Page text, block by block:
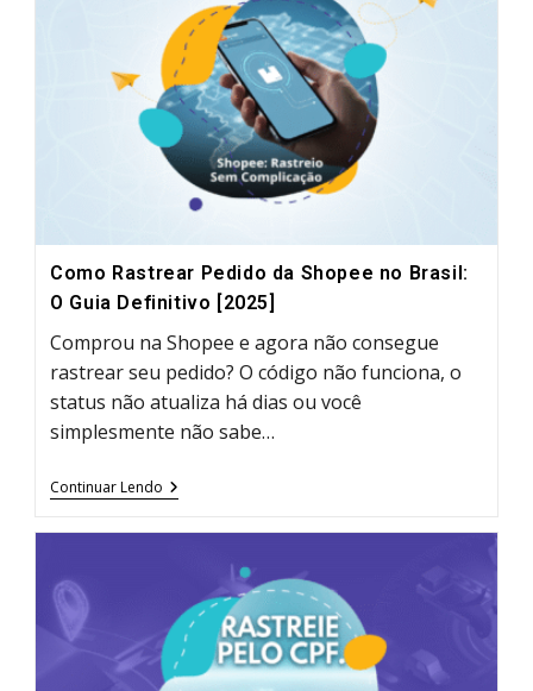
Definitivo
Da
Alfândega
À
Entrega
Como Rastrear Pedido da Shopee no Brasil:
O Guia Definitivo [2025]
Comprou na Shopee e agora não consegue
rastrear seu pedido? O código não funciona, o
status não atualiza há dias ou você
simplesmente não sabe…
Continuar Lendo Como
Rastrear
Brasil:
O
Guia
Definitivo
[2025]